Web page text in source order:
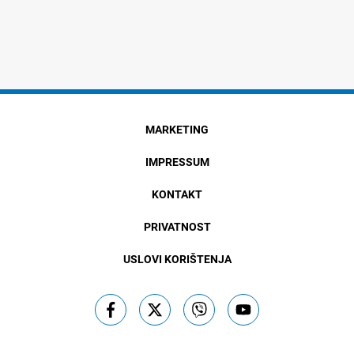
MARKETING
IMPRESSUM
KONTAKT
PRIVATNOST
USLOVI KORIŠTENJA